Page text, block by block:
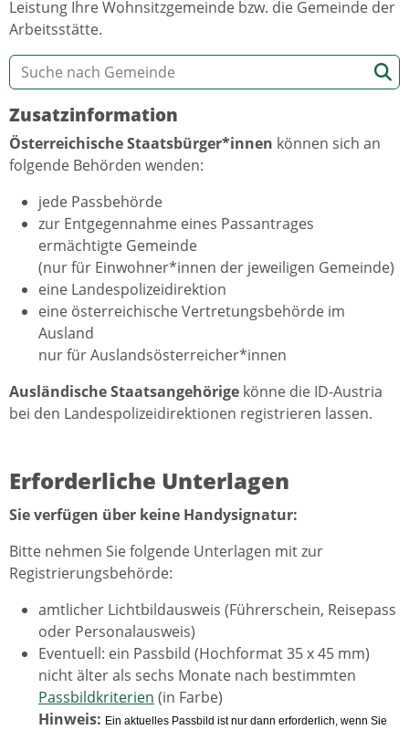
Leistung Ihre Wohnsitzgemeinde bzw. die Gemeinde der
Arbeitsstätte.
Zusatzinformation
Österreichische Staatsbürger*innen können sich an
folgende Behörden wenden:
jede Passbehörde
zur Entgegennahme eines Passantrages
ermächtigte Gemeinde
(nur für Einwohner*innen der jeweiligen Gemeinde)
eine Landespolizeidirektion
eine österreichische Vertretungsbehörde im
Ausland
nur für Auslandsösterreicher*innen
Ausländische Staatsangehörige könne die ID-Austria
bei den Landespolizeidirektionen registrieren lassen.
Erforderliche Unterlagen
Sie verfügen über keine Handysignatur:
Bitte nehmen Sie folgende Unterlagen mit zur
Registrierungsbehörde:
amtlicher Lichtbildausweis (Führerschein, Reisepass
oder Personalausweis)
Eventuell: ein Passbild (Hochformat 35 x 45 mm)
nicht älter als sechs Monate nach bestimmten
Passbildkriterien (in Farbe)
Hinweis: Ein aktuelles Passbild ist nur dann erforderlich, wenn Sie